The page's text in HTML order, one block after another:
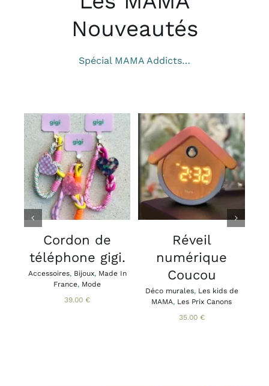
Nouveautés
Spécial MAMA Addicts…
CHOIX DES
OPTIONS
CE
PRODUIT
A
PLUSIEURS
VARIATIONS.
LES
OPTIONS
PEUVENT
ÊTRE
CHOISIES
/
DÉTAILS
Cordon de
téléphone gigi.
Accessoires, Bijoux, Made In
France, Mode
39.00 €
AJOUTER AU
PANIER
/
DÉTAILS
Réveil
numérique
Coucou
Déco murales, Les kids de
MAMA, Les Prix Canons
35.00 €